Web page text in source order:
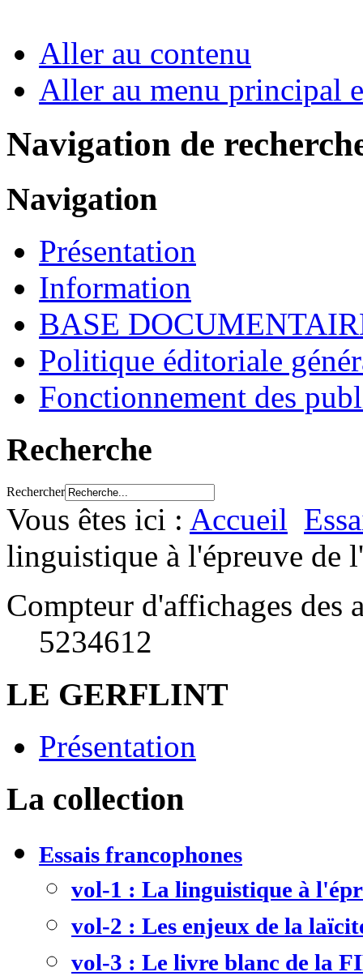
Aller au contenu
Aller au menu principal
Navigation de
Navigation
Présentation
Information
BASE
Politique éditoriale
Fonctionnement des
Recherche
Rechercher
Vous êtes ici : Accueil
linguistique à l'épreuve de
Compteur d'affichages des
5234612
LE GERFLINT
Présentation
La collection
Essais francophones
vol-1 : La linguistique à
vol-2 : Les enjeux de la
vol-3 : Le livre blanc de la